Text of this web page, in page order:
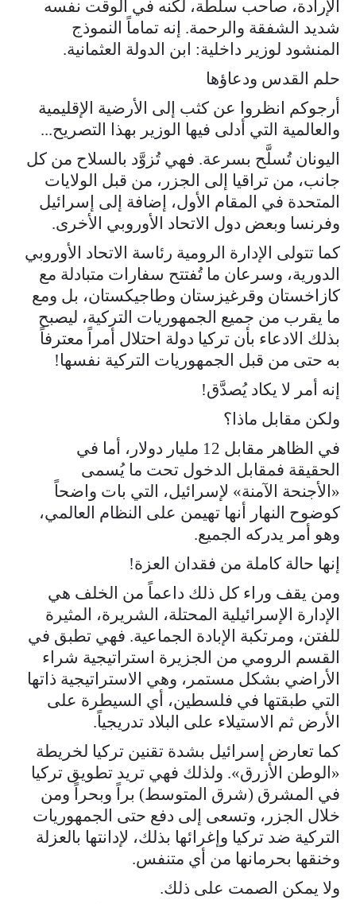
الإرادة، صاحب سلطة، لكنه في الوقت نفسه
شديد الشفقة والرحمة. إنه تماماً النموذج
المنشود لوزير داخلية: ابن الدولة العثمانية.
حلم القدس ودعاؤها
أرجوكم انظروا عن كثب إلى الأرضية الإقليمية
والعالمية التي أدلى فيها الوزير بهذا التصريح...
اليونان تُسلَّح بسرعة. فهي تُزوَّد بالسلاح من كل
جانب، من تراقيا إلى الجزر، من قبل الولايات
المتحدة في المقام الأول، إضافة إلى إسرائيل
وفرنسا وبعض دول الاتحاد الأوروبي الأخرى.
كما تتولى الإدارة الرومية رئاسة الاتحاد الأوروبي
الدورية، وسرعان ما تُفتتح سفارات متبادلة مع
كازاخستان وقرغيزستان وطاجيكستان، بل ومع
ما يقرب من جميع الجمهوريات التركية، ليصبح
بذلك الادعاء بأن تركيا دولة احتلال أمراً معترفاً
به حتى من قبل الجمهوريات التركية نفسها!
إنه أمر لا يكاد يُصدَّق!
ولكن مقابل ماذا؟
في الظاهر مقابل 12 مليار دولار، أما في
الحقيقة فمقابل الدخول تحت ما يُسمى
«الأجنحة الآمنة» لإسرائيل، التي بات واضحاً
كوضوح النهار أنها تهيمن على النظام العالمي،
وهو أمر يدركه الجميع.
إنها حالة كاملة من فقدان العزة!
ومن يقف وراء كل ذلك داعماً من الخلف هي
الإدارة الإسرائيلية المحتلة، الشريرة، المثيرة
للفتن، ومرتكبة الإبادة الجماعية. فهي تطبق في
القسم الرومي من الجزيرة استراتيجية شراء
الأراضي بشكل مستمر، وهي الاستراتيجية ذاتها
التي طبقتها في فلسطين، أي السيطرة على
الأرض ثم الاستيلاء على البلاد تدريجياً.
كما تعارض إسرائيل بشدة تقنين تركيا لخريطة
«الوطن الأزرق». ولذلك فهي تريد تطويق تركيا
في المشرق (شرق المتوسط) براً وبحراً ومن
خلال الجزر، وتسعى إلى دفع حتى الجمهوريات
التركية ضد تركيا وإغرائها بذلك، لإدانتها بالعزلة
وخنقها بحرمانها من أي متنفس.
ولا يمكن الصمت على ذلك.